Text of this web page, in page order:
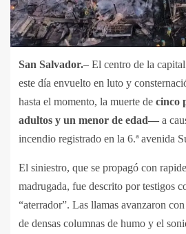
San Salvador.– El centro de la
este día envuelto en luto y
hasta el momento, la muerte de cinco
adultos y un menor de edad— a
incendio registrado en la 6.ª avenida
El siniestro, que se propagó con
madrugada, fue descrito por testigos
“aterrador”. Las llamas avanzaron
de densas columnas de humo y el